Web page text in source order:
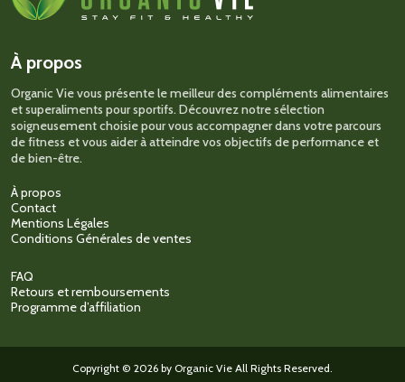
À propos
Organic Vie vous présente le meilleur des compléments alimentaires
et superaliments pour sportifs. Découvrez notre sélection
soigneusement choisie pour vous accompagner dans votre parcours
de fitness et vous aider à atteindre vos objectifs de performance et
de bien-être.
À propos
Contact
Mentions Légales
Conditions Générales de ventes
FAQ
Retours et remboursements
Programme d’affiliation
Copyright © 2026 by Organic Vie All Rights Reserved.